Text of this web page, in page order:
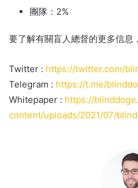
團隊：2%
要了解有關盲人總督的更多信息
Twitter : https://twitter.com/
Telegram : https://t.me/
Whitepaper : https://
content/uploads/2021/07/